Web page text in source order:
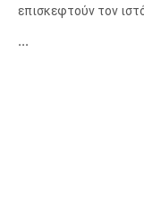
επισκεφτούν τον
...